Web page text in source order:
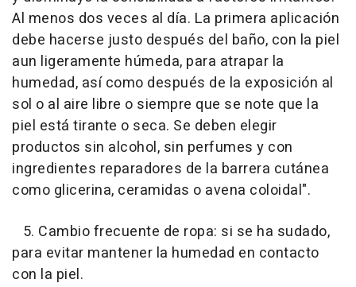
Al menos dos veces al día. La primera aplicación
debe hacerse justo después del baño, con la piel
aun ligeramente húmeda, para atrapar la
humedad, así como después de la exposición al
sol o al aire libre o siempre que se note que la
piel está tirante o seca. Se deben elegir
productos sin alcohol, sin perfumes y con
ingredientes reparadores de la barrera cutánea
como glicerina, ceramidas o avena coloidal".
5. Cambio frecuente de ropa: si se ha sudado,
para evitar mantener la humedad en contacto
con la piel.